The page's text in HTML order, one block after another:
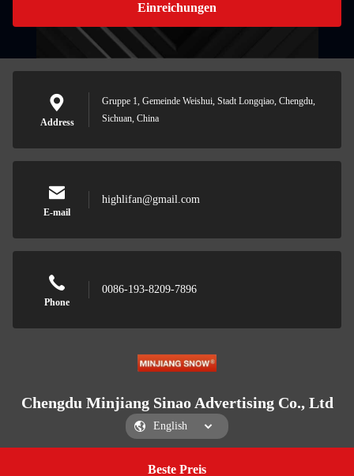
Beste Preis
Einreichungen
Address
Gruppe 1, Gemeinde Weishui, Stadt Longqiao, Chengdu,
Sichuan, China
E-mail
highlifan@gmail.com
Phone
0086-193-8209-7896
Chengdu Minjiang Sinao Advertising Co., Ltd
Chengdu Minjiang Sinao Advertising Co., Ltd
Get a Quote